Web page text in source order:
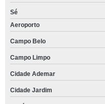
Sé
Aeroporto
Campo Belo
Campo Limpo
Cidade Ademar
Cidade Jardim